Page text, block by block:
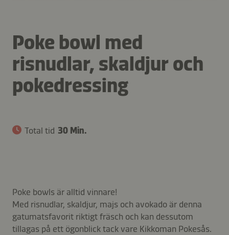
Poke bowl med
risnudlar, skaldjur och
pokedressing
Total tid 30 Min.
Poke bowls är alltid vinnare!
Med risnudlar, skaldjur, majs och avokado är denna
gatumatsfavorit riktigt fräsch och kan dessutom
tillagas på ett ögonblick tack vare Kikkoman Pokesås.